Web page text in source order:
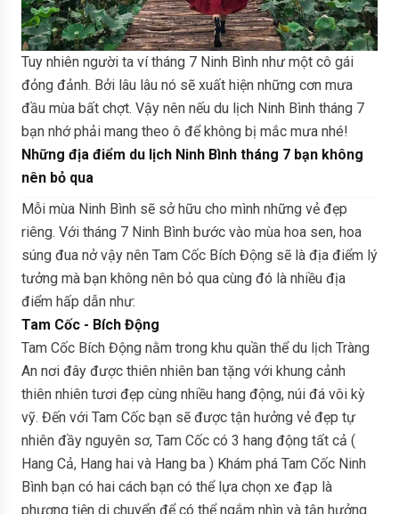
Tuy nhiên người ta ví tháng 7 Ninh Bình như một cô gái
đỏng đảnh. Bởi lâu lâu nó sẽ xuất hiện những cơn mưa
đầu mùa bất chợt. Vậy nên nếu du lịch Ninh Bình tháng 7
bạn nhớ phải mang theo ô để không bị mắc mưa nhé!
Những địa điểm du lịch Ninh Bình tháng 7 bạn không
nên bỏ qua
Mỗi mùa Ninh Bình sẽ sở hữu cho mình những vẻ đẹp
riêng. Với tháng 7 Ninh Bình bước vào mùa hoa sen, hoa
súng đua nở vậy nên Tam Cốc Bích Động sẽ là địa điểm lý
tưởng mà bạn không nên bỏ qua cùng đó là nhiều địa
điểm hấp dẫn như:
Tam Cốc - Bích Động
Tam Cốc Bích Động nằm trong khu quần thể du lịch Tràng
An nơi đây được thiên nhiên ban tặng với khung cảnh
thiên nhiên tươi đẹp cùng nhiều hang động, núi đá vôi kỳ
vỹ. Đến với Tam Cốc bạn sẽ được tận hưởng vẻ đẹp tự
nhiên đầy nguyên sơ, Tam Cốc có 3 hang động tất cả (
Hang Cả, Hang hai và Hang ba ) Khám phá Tam Cốc Ninh
Bình bạn có hai cách bạn có thể lựa chọn xe đạp là
phương tiện di chuyển để có thể ngắm nhìn và tận hưởng